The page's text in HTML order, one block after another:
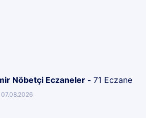
Nöbetçi Eczaneler - 71 Eczane
07.08.2026